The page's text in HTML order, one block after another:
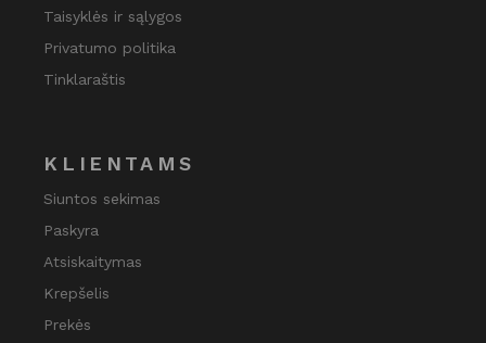
Taisyklės ir sąlygos
Privatumo politika
Tinklaraštis
KLIENTAMS
Siuntos sekimas
Paskyra
Atsiskaitymas
Krepšelis
Prekės